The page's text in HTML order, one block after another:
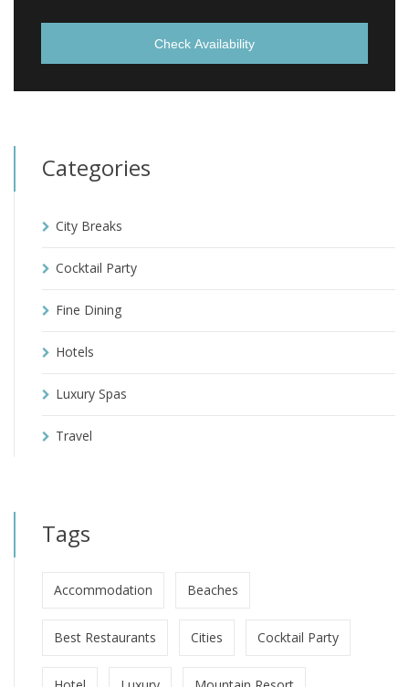
Check Availability
Categories
City Breaks
Cocktail Party
Fine Dining
Hotels
Luxury Spas
Travel
Tags
Accommodation Beaches
Best Restaurants Cities Cocktail Party